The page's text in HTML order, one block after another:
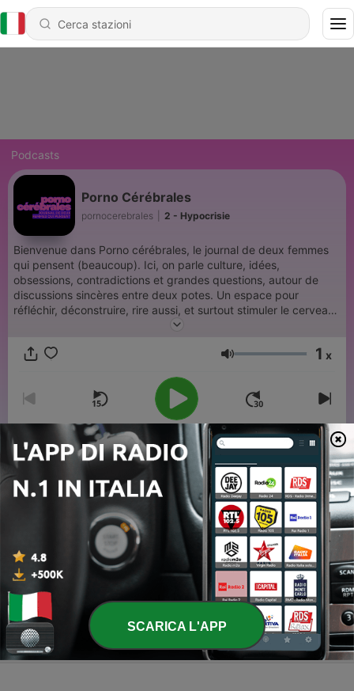
Podcasts
Porno Cérébrales
pornocerebrales 2 - Hypocrisie
Bienvenue dans Porno cérébrales, le journal de deux femmes
qui pensent (beaucoup). Ici, on parle culture, idées,
obsessions, contradictions et grandes questions, autour de
discussions sincères entre deux potes. Un espace pour
réfléchir, déconstruire, rire aussi, et surtout stimuler le cerveau
sans jamais le prendre trop au sérieux.
Volume 1 x
00:00
Episodi
Hypocrisie
26 Dic 2025
1 -
19 Dic 2025
SCARICA L'APP